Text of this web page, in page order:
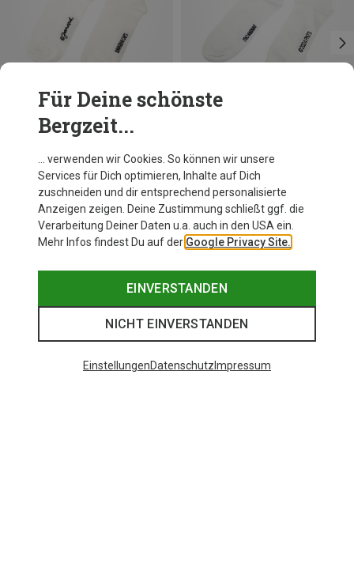
Bavarian Caps
Günther Kastenfrosch Socken
36|37|38|39|40
41|42|43|44|45|46
Bavarian Caps
Peanuts: Snoopy Socken
11,92 €
41|42|43|44|45|46
Für Deine schönste
Bergzeit...
… verwenden wir Cookies. So können wir unsere
Services für Dich optimieren, Inhalte auf Dich
zuschneiden und dir entsprechend personalisierte
Anzeigen zeigen. Deine Zustimmung schließt ggf. die
Verarbeitung Deiner Daten u.a. auch in den USA ein.
Mehr Infos findest Du auf der Google Privacy Site.
EINVERSTANDEN
NICHT EINVERSTANDEN
EinstellungenDatenschutz Impressum